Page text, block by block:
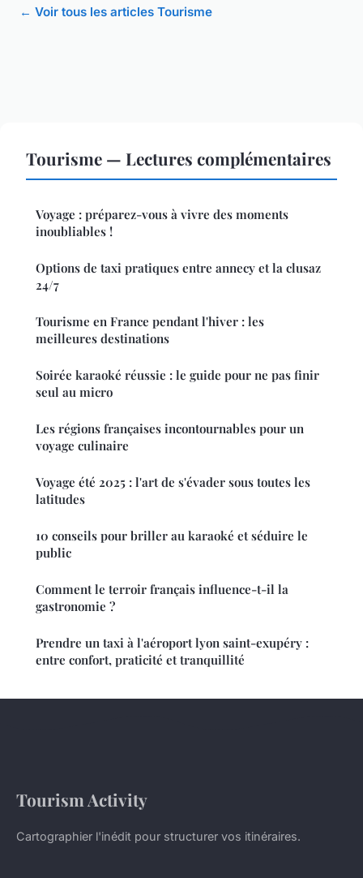
← Voir tous les articles Tourisme
Tourisme — Lectures complémentaires
Voyage : préparez-vous à vivre des moments
inoubliables !
Options de taxi pratiques entre annecy et la clusaz
24/7
Tourisme en France pendant l'hiver : les
meilleures destinations
Soirée karaoké réussie : le guide pour ne pas finir
seul au micro
Les régions françaises incontournables pour un
voyage culinaire
Voyage été 2025 : l'art de s'évader sous toutes les
latitudes
10 conseils pour briller au karaoké et séduire le
public
Comment le terroir français influence-t-il la
gastronomie ?
Prendre un taxi à l'aéroport lyon saint-exupéry :
entre confort, praticité et tranquillité
Tourism Activity
Cartographier l'inédit pour structurer vos itinéraires.